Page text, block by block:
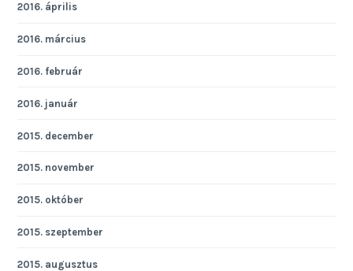
2016. április
2016. március
2016. február
2016. január
2015. december
2015. november
2015. október
2015. szeptember
2015. augusztus